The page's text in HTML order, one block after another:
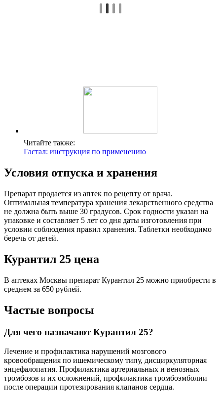
Читайте также:
Гастал: инструкция по применению
Условия отпуска и хранения
Препарат продается из аптек по рецепту от врача.
Оптимальная температура хранения лекарственного средства
не должна быть выше 30 градусов. Срок годности указан на
упаковке и составляет 5 лет со дня даты изготовления при
условии соблюдения правил хранения. Таблетки необходимо
беречь от детей.
Курантил 25 цена
В аптеках Москвы препарат Курантил 25 можно приобрести в
среднем за 650 рублей.
Частые вопросы
Для чего назначают Курантил 25?
Лечение и профилактика нарушений мозгового
кровообращения по ишемическому типу, дисциркуляторная
энцефалопатия. Профилактика артериальных и венозных
тромбозов и их осложнений, профилактика тромбоэмболии
после операции протезирования клапанов сердца.